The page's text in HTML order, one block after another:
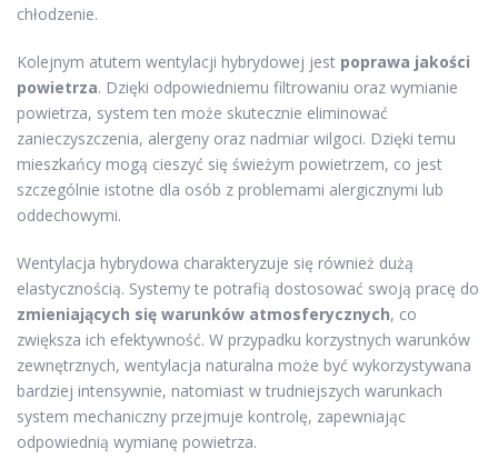
chłodzenie.
Kolejnym atutem wentylacji hybrydowej jest poprawa jakości
powietrza. Dzięki odpowiedniemu filtrowaniu oraz wymianie
powietrza, system ten może skutecznie eliminować
zanieczyszczenia, alergeny oraz nadmiar wilgoci. Dzięki temu
mieszkańcy mogą cieszyć się świeżym powietrzem, co jest
szczególnie istotne dla osób z problemami alergicznymi lub
oddechowymi.
Wentylacja hybrydowa charakteryzuje się również dużą
elastycznością. Systemy te potrafią dostosować swoją pracę do
zmieniających się warunków atmosferycznych, co
zwiększa ich efektywność. W przypadku korzystnych warunków
zewnętrznych, wentylacja naturalna może być wykorzystywana
bardziej intensywnie, natomiast w trudniejszych warunkach
system mechaniczny przejmuje kontrolę, zapewniając
odpowiednią wymianę powietrza.